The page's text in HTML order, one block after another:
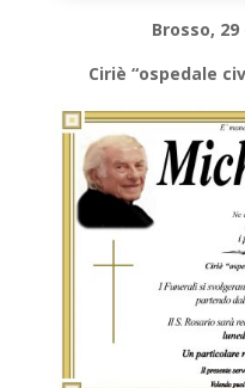
Brosso,
Ciriè “ospedale